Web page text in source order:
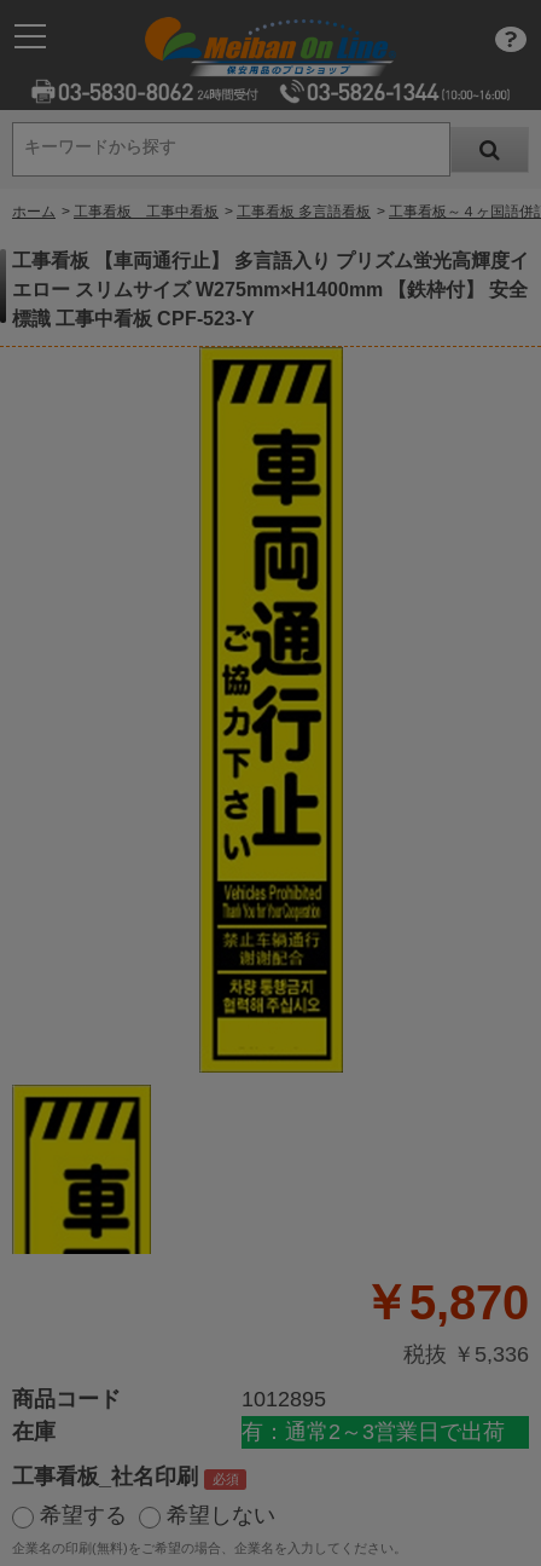
キーワードから探す
キーワードから探す
ホーム > 工事看板 工事中看板 > 工事看板 多言語看板 > 工事看板～４ヶ国語併
工事看板 【車両通行止】 多言語入り プリズム蛍光高輝度イ
エロー スリムサイズ W275mm×H1400mm 【鉄枠付】 安全
標識 工事中看板 CPF-523-Y
￥5,870
税抜 ￥5,336
商品コード
1012895
在庫
有：通常2～3営業日で出荷
工事看板_社名印刷
希望する
希望しない
企業名の印刷(無料)をご希望の場合、企業名を入力してください。